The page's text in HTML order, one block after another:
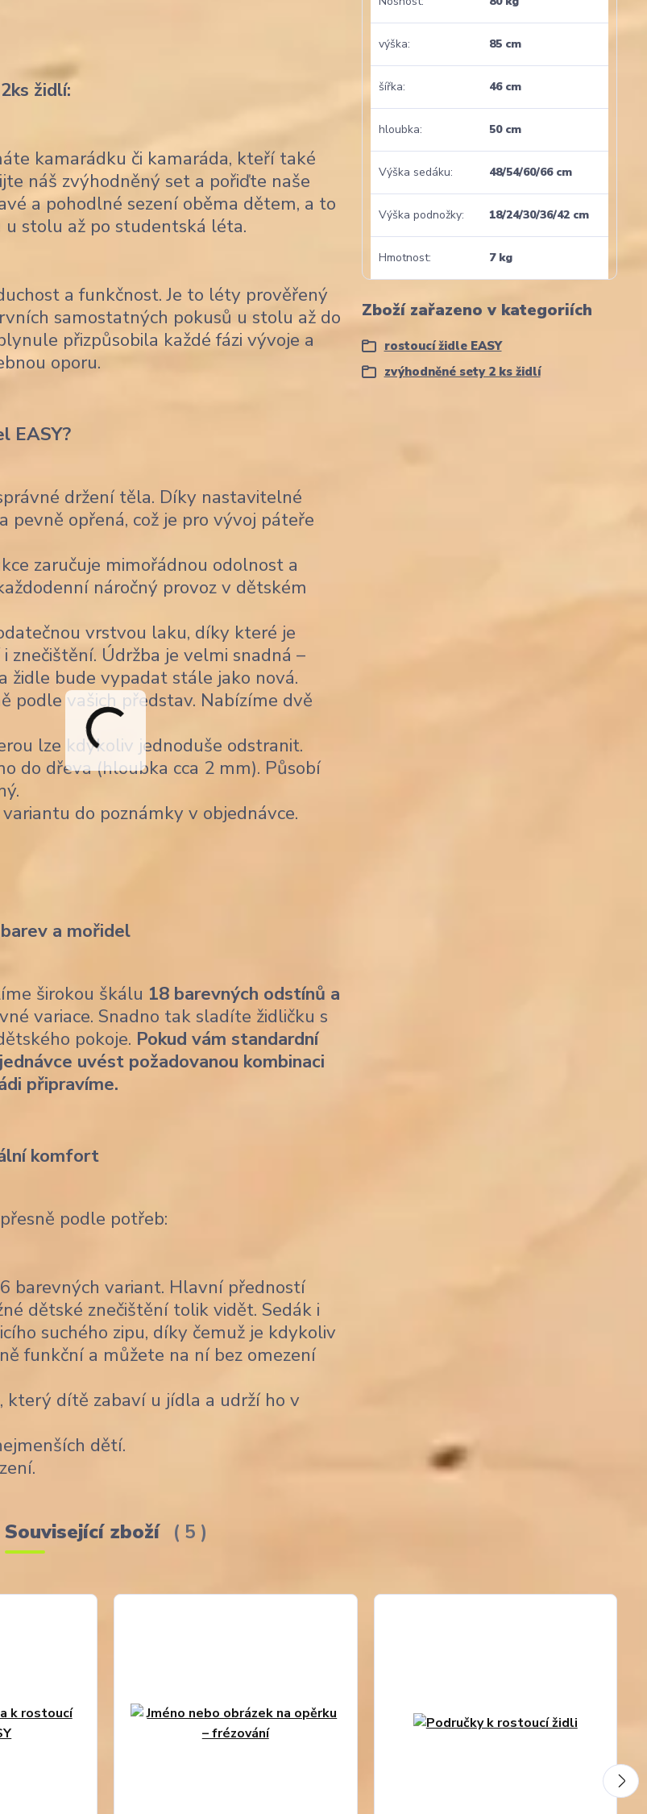
židlí:
kamarádku či kamaráda, kteří také
náš zvýhodněný set a pořiďte naše
a pohodlné sezení oběma dětem, a to
stolu až po studentská léta.
a funkčnost. Je to léty prověřený
samostatných pokusů u stolu až do
přizpůsobila každé fázi vývoje a
oporu.
EASY?
držení těla. Díky nastavitelné
opřená, což je pro vývoj páteře
zaručuje mimořádnou odolnost a
náročný provoz v dětském
vrstvou laku, díky které je
znečištění. Údržba je velmi snadná –
bude vypadat stále jako nová.
podle vašich představ. Nabízíme dvě
lze kdykoliv jednoduše odstranit.
do dřeva (hloubka cca 2 mm). Působí
do poznámky v objednávce.
a mořidel
širokou škálu 18 barevných odstínů a
variace. Snadno tak sladíte židličku s
pokoje. Pokud vám standardní
uvést požadovanou kombinaci
připravíme.
komfort
podle potřeb:
barevných variant. Hlavní předností
dětské znečištění tolik vidět. Sedák i
suchého zipu, díky čemuž je kdykoliv
funkční a můžete na ní bez omezení
který dítě zabaví u jídla a udrží ho v
dětí.
výška 85 cm
šířka 46 cm
hloubka 50 cm
Výška sedáku 48/54/60/66 cm
Výška podnožky 18/24/30/36/42 cm
Hmotnost 7 kg
Zboží zařazeno v kategoriích
rostoucí židle EASY
zvýhodněné sety 2 ks židlí
Související zboží 5